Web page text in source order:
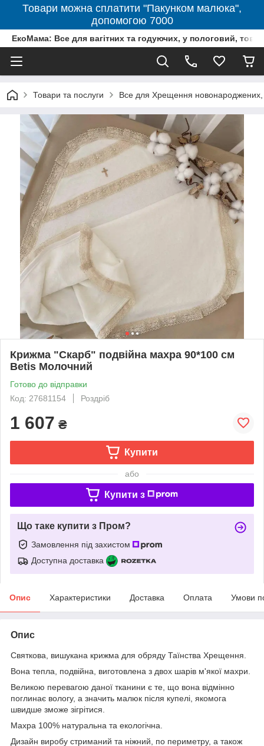
Товари можна сплатити "Пакунком малюка",
допомогою 7000
ЕкоМама: Все для вагітних та годуючих, у пологовий,
Товари та послуги Все для Хрещення новонароджених,
Крижма "Скарб" подвійна махра 90*100 см
Betis Молочний
Готово до відправки
Код: 27681154
Роздріб
1 607 ₴
Купити
або
Купити з
Що таке купити з Пром?
Замовлення під захистом
Доступна доставка
Опис Характеристики Доставка Оплата Умови
Опис
Святкова, вишукана крижма для обряду Таїнства Хрещення.
Вона тепла, подвійна, виготовлена з двох шарів м'якої махри.
Великою перевагою даної тканини є те, що вона відмінно
поглинає вологу, а значить малюк після купелі, якомога
швидше зможе зігрітися.
Махра 100% натуральна та екологічна.
Дизайн виробу стриманий та ніжний, по периметру, а також